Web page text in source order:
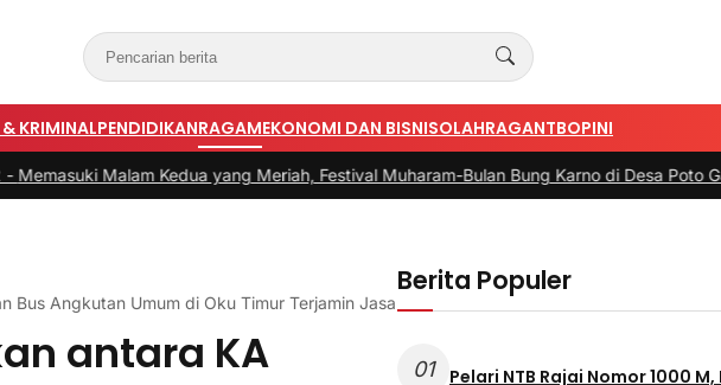
KRIMINALPENDIDIKANRAGAMEKONOMI DAN BISNISOLAHRAGANTBOPINI
Kedua yang Meriah, Festival Muharam-Bulan Bung Karno di Desa Poto Gaungkan
Bus Angkutan Umum di Oku Timur Terjamin Jasa Raharja
antara KA
Berita Populer
01
Pelari NTB Rajai Nomor 1000